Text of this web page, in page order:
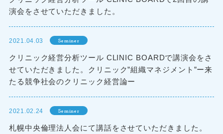
演会をさせていただきました。
2021.04.03 Seminer
クリニック経営分析ツール CLINIC BOARDで講演会をさ
せていただきました。クリニック”組織マネジメント”ー来
たる競争社会のクリニック経営論ー
2021.02.24 Seminer
札幌中央倫理法人会にて講話をさせていただきました。